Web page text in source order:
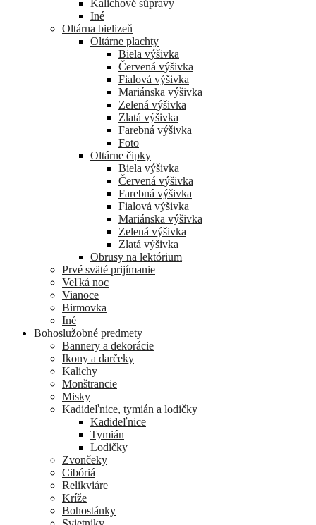
Kalichové súpravy
Iné
Oltárna bielizeň
Oltárne plachty
Biela výšivka
Červená výšivka
Fialová výšivka
Mariánska výšivka
Zelená výšivka
Zlatá výšivka
Farebná výšivka
Foto
Oltárne čipky
Biela výšivka
Červená výšivka
Farebná výšivka
Fialová výšivka
Mariánska výšivka
Zelená výšivka
Zlatá výšivka
Obrusy na lektórium
Prvé sväté prijímanie
Veľká noc
Vianoce
Birmovka
Iné
Bohoslužobné predmety
Bannery a dekorácie
Ikony a darčeky
Kalichy
Monštrancie
Misky
Kadideľnice, tymián a lodičky
Kadideľnice
Tymián
Lodičky
Zvončeky
Cibóriá
Relikviáre
Kríže
Bohostánky